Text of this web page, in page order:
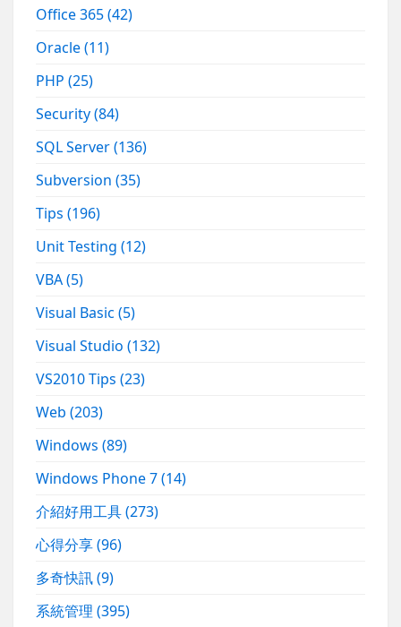
Office 365(42)
Oracle(11)
PHP(25)
Security(84)
SQL Server(136)
Subversion(35)
Tips(196)
Unit Testing(12)
VBA(5)
Visual Basic(5)
Visual Studio(132)
VS2010 Tips(23)
Web(203)
Windows(89)
Windows Phone 7(14)
介紹好用工具(273)
心得分享(96)
多奇快訊(9)
系統管理(395)